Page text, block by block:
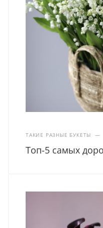
ТАКИЕ РАЗНЫЕ БУКЕТЫ —
Топ-5 самых